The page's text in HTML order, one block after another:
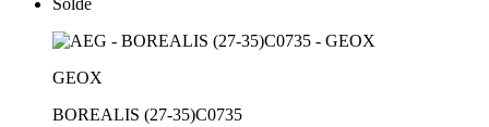
Solde
GEOX
BOREALIS (27-35)C0735